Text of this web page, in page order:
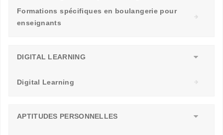
Formations spécifiques en boulangerie pour
enseignants
DIGITAL LEARNING
Digital Learning
APTITUDES PERSONNELLES